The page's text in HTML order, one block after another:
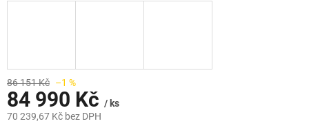
86 151 Kč –1 %
84 990 Kč / ks
70 239,67 Kč bez DPH